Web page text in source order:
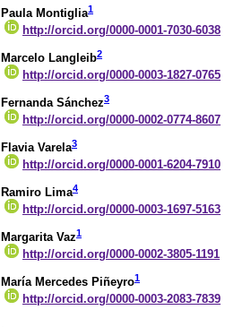
Paula Montiglia1
http://orcid.org/0000-0001-7030-6038
Marcelo Langleib2
http://orcid.org/0000-0003-1827-0765
Fernanda Sánchez3
http://orcid.org/0000-0002-0774-8607
Flavia Varela3
http://orcid.org/0000-0001-6204-7910
Ramiro Lima4
http://orcid.org/0000-0003-1697-5163
Margarita Vaz1
http://orcid.org/0000-0002-3805-1191
María Mercedes Piñeyro1
http://orcid.org/0000-0003-2083-7839